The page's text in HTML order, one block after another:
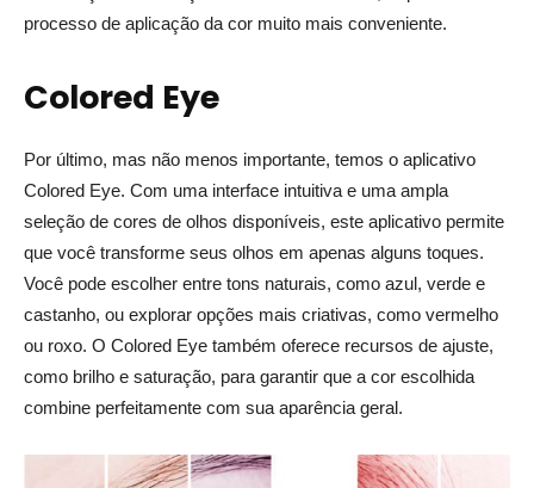
processo de aplicação da cor muito mais conveniente.
Colored Eye
Por último, mas não menos importante, temos o aplicativo
Colored Eye. Com uma interface intuitiva e uma ampla
seleção de cores de olhos disponíveis, este aplicativo permite
que você transforme seus olhos em apenas alguns toques.
Você pode escolher entre tons naturais, como azul, verde e
castanho, ou explorar opções mais criativas, como vermelho
ou roxo. O Colored Eye também oferece recursos de ajuste,
como brilho e saturação, para garantir que a cor escolhida
combine perfeitamente com sua aparência geral.